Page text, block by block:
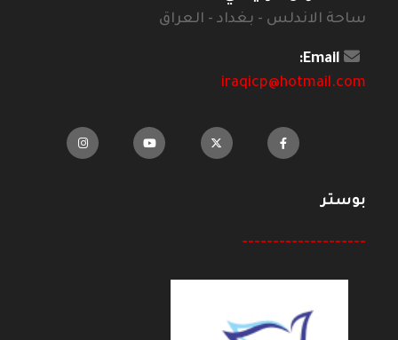
ساحة الاندلس - بغداد - العراق
Email:
iraqicp@hotmail.com
بوستر
--------------------